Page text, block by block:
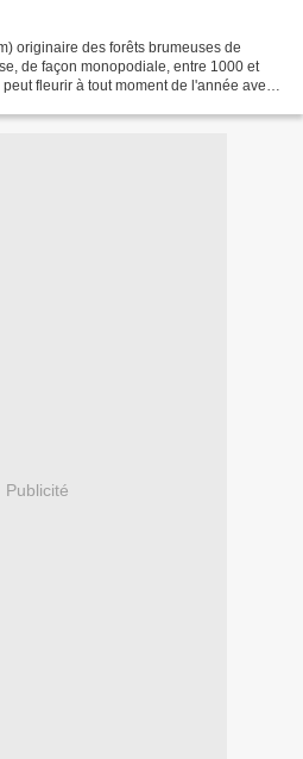
originaire des forêts brumeuses de
de façon monopodiale, entre 1000 et
fleurir à tout moment de l'année avec
Publicité